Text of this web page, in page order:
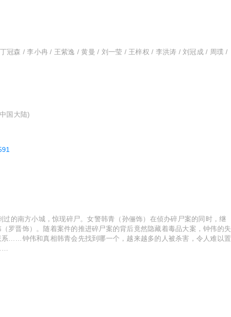
冠森 / 李小冉 / 王紫逸 / 黄曼 / 刘一莹 / 王梓权 / 李洪涛 / 刘冠成 / 周璞 /
国大陆)
过的南方小城，惊现碎尸。女警韩青（孙俪饰）在侦办碎尸案的同时，继
罗晋饰）。随着案件的推进碎尸案的背后竟然隐藏着毒品大案，钟伟的失
系……钟伟和真相韩青会先找到哪一个，越来越多的人被杀害，令人难以置